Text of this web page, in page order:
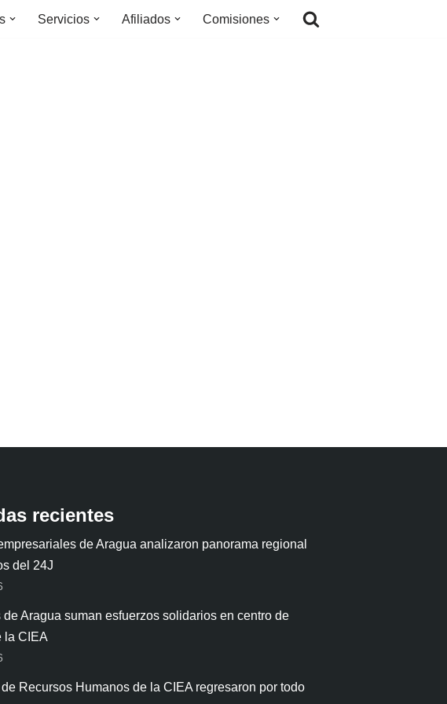
Servicios Afiliados Comisiones
recientes
de Aragua analizaron panorama regional
del 24J
de Aragua suman esfuerzos solidarios en centro de
la CIEA
Recursos Humanos de la CIEA regresaron por todo